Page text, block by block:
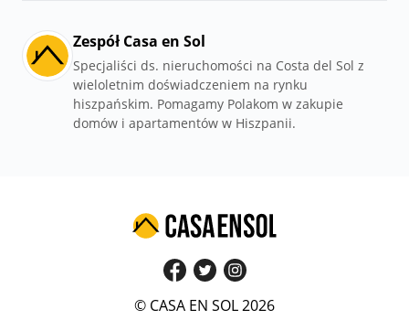
Zespół Casa en Sol
Specjaliści ds. nieruchomości na Costa del Sol z
wieloletnim doświadczeniem na rynku
hiszpańskim. Pomagamy Polakom w zakupie
domów i apartamentów w Hiszpanii.
© CASA EN SOL 2026